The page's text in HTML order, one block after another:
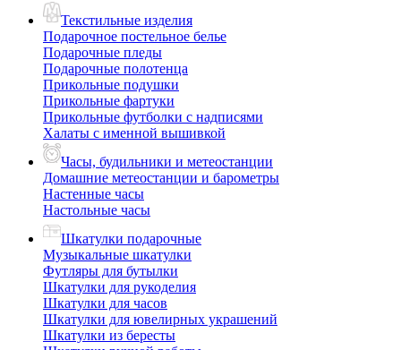
Текстильные изделия
Подарочное постельное белье
Подарочные пледы
Подарочные полотенца
Прикольные подушки
Прикольные фартуки
Прикольные футболки с надписями
Халаты с именной вышивкой
Часы, будильники и метеостанции
Домашние метеостанции и барометры
Настенные часы
Настольные часы
Шкатулки подарочные
Музыкальные шкатулки
Футляры для бутылки
Шкатулки для рукоделия
Шкатулки для часов
Шкатулки для ювелирных украшений
Шкатулки из бересты